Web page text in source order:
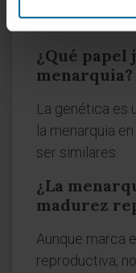
peso elevado
¿Qué papel
menarquia?
La genética es
la menarquia
ser similares.
¿La
madurez
Aunque marca
reproductiva,